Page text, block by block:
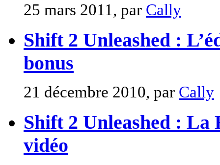
25 mars 2011, par Cally
Shift 2 Unleashed :
bonus
21 décembre 2010, par Cally
Shift 2 Unleashed : La
vidéo